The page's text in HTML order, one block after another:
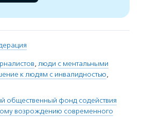
, люди с ментальными
к людям с инвалидностью,
общественный фонд содействия
возрождению современного